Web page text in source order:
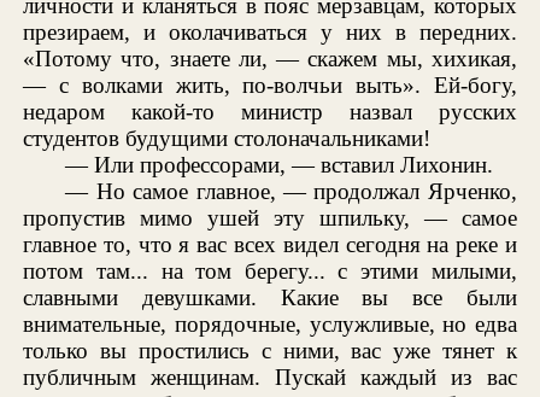
личности и кланяться в пояс мерзавцам, которых
презираем, и околачиваться у них в передних.
«Потому что, знаете ли, — скажем мы, хихикая,
— с волками жить, по-волчьи выть». Ей-богу,
недаром какой-то министр назвал русских
студентов будущими столоначальниками!
— Или профессорами, — вставил Лихонин.
— Но самое главное, — продолжал Ярченко,
пропустив мимо ушей эту шпильку, — самое
главное то, что я вас всех видел сегодня на реке и
потом там... на том берегу... с этими милыми,
славными девушками. Какие вы все были
внимательные, порядочные, услужливые, но едва
только вы простились с ними, вас уже тянет к
публичным женщинам. Пускай каждый из вас